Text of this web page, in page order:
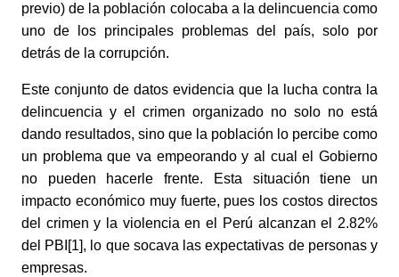
previo) de la población colocaba a la delincuencia como
uno de los principales problemas del país, solo por
detrás de la corrupción.
Este conjunto de datos evidencia que la lucha contra la
delincuencia y el crimen organizado no solo no está
dando resultados, sino que la población lo percibe como
un problema que va empeorando y al cual el Gobierno
no pueden hacerle frente. Esta situación tiene un
impacto económico muy fuerte, pues los costos directos
del crimen y la violencia en el Perú alcanzan el 2.82%
del PBI[1], lo que socava las expectativas de personas y
empresas.